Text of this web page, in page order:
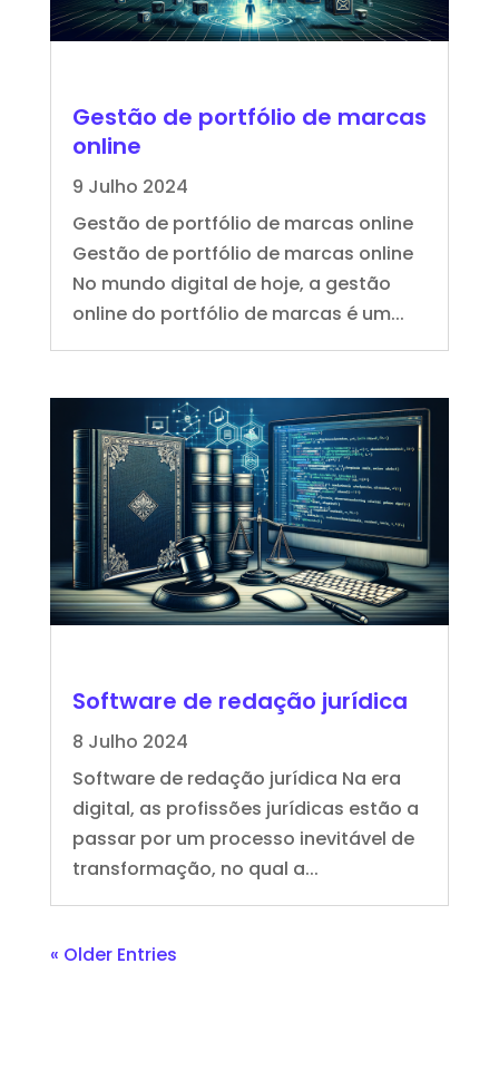
Gestão de portfólio de marcas
online
9 Julho 2024
Gestão de portfólio de marcas online
Gestão de portfólio de marcas online
No mundo digital de hoje, a gestão
online do portfólio de marcas é um...
Software de redação jurídica
8 Julho 2024
Software de redação jurídica Na era
digital, as profissões jurídicas estão a
passar por um processo inevitável de
transformação, no qual a...
« Older Entries